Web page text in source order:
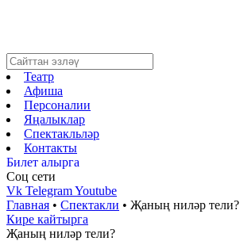
Театр
Афиша
Персоналии
Яңалыклар
Спектакльләр
Контакты
Билет алырга
Соц cети
Vk TelegramYoutube
Главная • Спектакли • Җаның ниләр тели?
Кире кайтырга
Җаның ниләр тели?